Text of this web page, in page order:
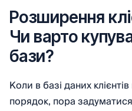
Розширення
Чи варто
бази?
Коли в базі даних
порядок, пора